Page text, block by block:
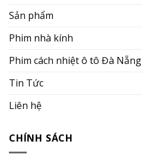
Sản phẩm
Phim nhà kính
Phim cách nhiệt ô tô Đà Nẵng
Tin Tức
Liên hệ
CHÍNH SÁCH